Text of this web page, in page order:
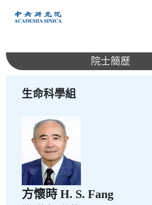
內
院士簡歷
生命科學組
方懷時 H. S. Fang